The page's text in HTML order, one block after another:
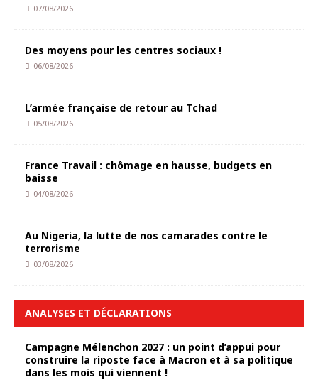
07/08/2026
Des moyens pour les centres sociaux !
06/08/2026
L’armée française de retour au Tchad
05/08/2026
France Travail : chômage en hausse, budgets en
baisse
04/08/2026
Au Nigeria, la lutte de nos camarades contre le
terrorisme
03/08/2026
ANALYSES ET DÉCLARATIONS
Campagne Mélenchon 2027 : un point d’appui pour
construire la riposte face à Macron et à sa politique
dans les mois qui viennent !